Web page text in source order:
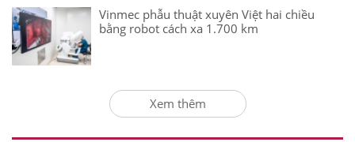
Vinmec phẫu thuật xuyên Việt hai chiều
bằng robot cách xa 1.700 km
Xem thêm